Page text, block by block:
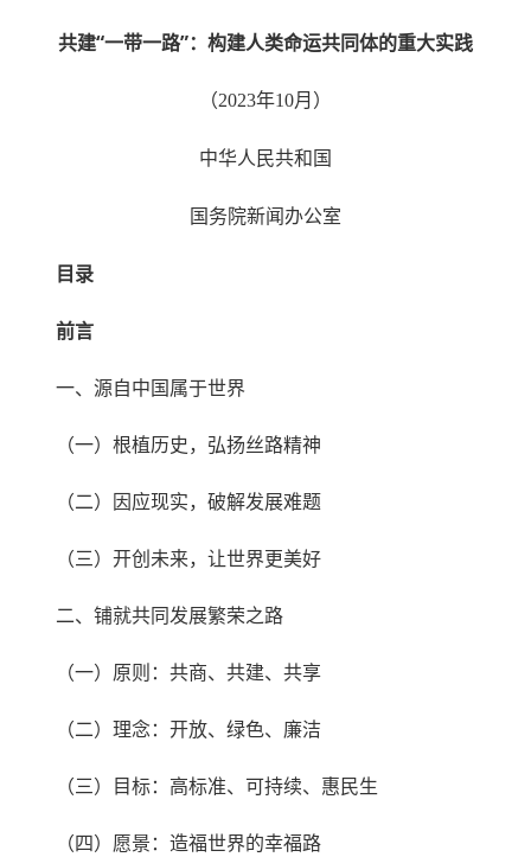
共建“一带一路”：构建人类命运共同体的重大实践
（2023年10月）
中华人民共和国
国务院新闻办公室
目录
前言
一、源自中国属于世界
（一）根植历史，弘扬丝路精神
（二）因应现实，破解发展难题
（三）开创未来，让世界更美好
二、铺就共同发展繁荣之路
（一）原则：共商、共建、共享
（二）理念：开放、绿色、廉洁
（三）目标：高标准、可持续、惠民生
（四）愿景：造福世界的幸福路